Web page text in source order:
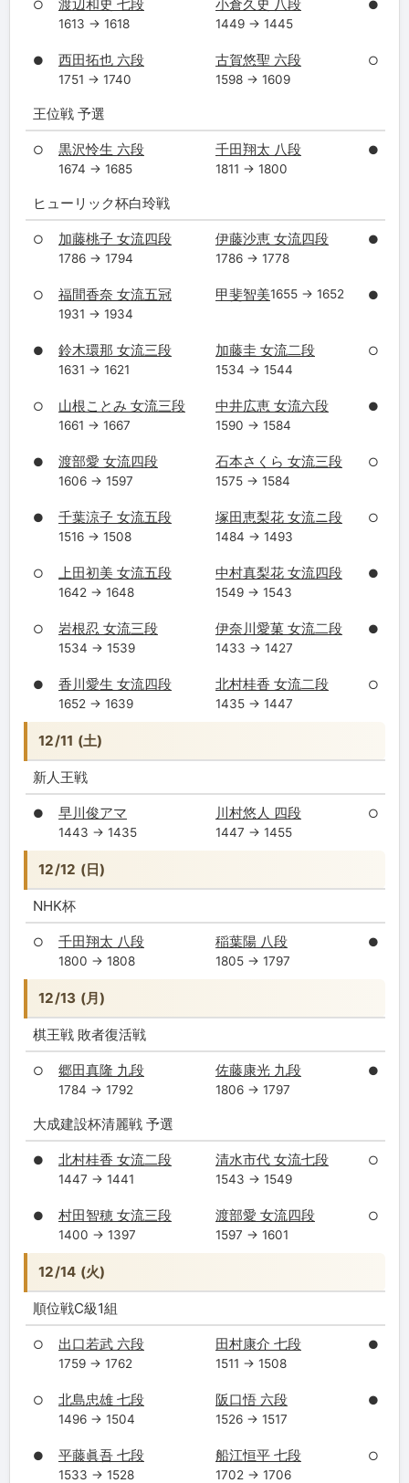
○ 渡辺和史 七段
1613 → 1618
小倉久史 八段
1449 → 1445
●
● 西田拓也 六段
1751 → 1740
古賀悠聖 六段
1598 → 1609
○
王位戦 予選
○ 黒沢怜生 六段
1674 → 1685
千田翔太 八段
1811 → 1800
●
ヒューリック杯白玲戦
○ 加藤桃子 女流四段
1786 → 1794
伊藤沙恵 女流四段
1786 → 1778
●
○ 福間香奈 女流五冠
1931 → 1934
甲斐智美1655 → 1652 ●
● 鈴木環那 女流三段
1631 → 1621
加藤圭 女流二段
1534 → 1544
○
○ 山根ことみ 女流三段
1661 → 1667
中井広恵 女流六段
1590 → 1584
●
● 渡部愛 女流四段
1606 → 1597
石本さくら 女流三段
1575 → 1584
○
● 千葉涼子 女流五段
1516 → 1508
塚田恵梨花 女流ニ段
1484 → 1493
○
○ 上田初美 女流五段
1642 → 1648
中村真梨花 女流四段
1549 → 1543
●
○ 岩根忍 女流三段
1534 → 1539
伊奈川愛菓 女流二段
1433 → 1427
●
● 香川愛生 女流四段
1652 → 1639
北村桂香 女流二段
1435 → 1447
○
12/11 (土)
新人王戦
● 早川俊アマ
1443 → 1435
川村悠人 四段
1447 → 1455
○
12/12 (日)
NHK杯
○ 千田翔太 八段
1800 → 1808
稲葉陽 八段
1805 → 1797
●
12/13 (月)
棋王戦 敗者復活戦
○ 郷田真隆 九段
1784 → 1792
佐藤康光 九段
1806 → 1797
●
大成建設杯清麗戦 予選
● 北村桂香 女流二段
1447 → 1441
清水市代 女流七段
1543 → 1549
○
● 村田智穂 女流三段
1400 → 1397
渡部愛 女流四段
1597 → 1601
○
12/14 (火)
順位戦C級1組
○ 出口若武 六段
1759 → 1762
田村康介 七段
1511 → 1508
●
○ 北島忠雄 七段
1496 → 1504
阪口悟 六段
1526 → 1517
●
● 平藤眞吾 七段
1533 → 1528
船江恒平 七段
1702 → 1706
○